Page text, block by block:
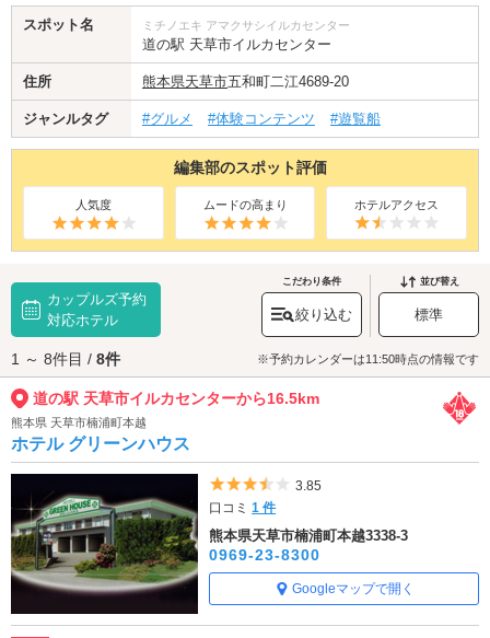
スポット名 ミチノエキ アマクサシイルカセンター
道の駅 天草市イルカセンター
住所 熊本県天草市五和町二江4689-20
ジャンルタグ #グルメ #体験コンテンツ #遊覧船
編集部のスポット評価
人気度 ムードの高まり ホテルアクセス
カップルズ予約
対応ホテル
こだわり条件
絞り込む
並び替え
標準
1 ～ 8件目 / 8件 ※予約カレンダーは11:50時点の情報です
道の駅 天草市イルカセンターから16.5km
熊本県 天草市楠浦町本越
ホテル グリーンハウス
5つ星のうち3.5
3.85
口コミ1 件
熊本県天草市楠浦町本越3338-3
0969-23-8300
Googleマップで開く